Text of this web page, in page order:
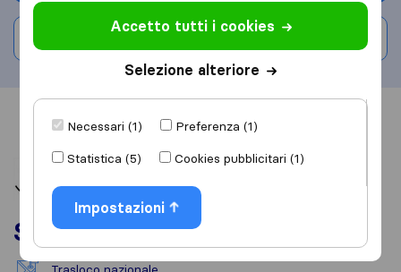
Informazioni Recensioni
Servizi
Accetto tutti i cookies
Selezione alteriore
Necessari (1)
Preferenza (1)
Statistica (5)
Cookies pubblicitari (1)
Impostazioni